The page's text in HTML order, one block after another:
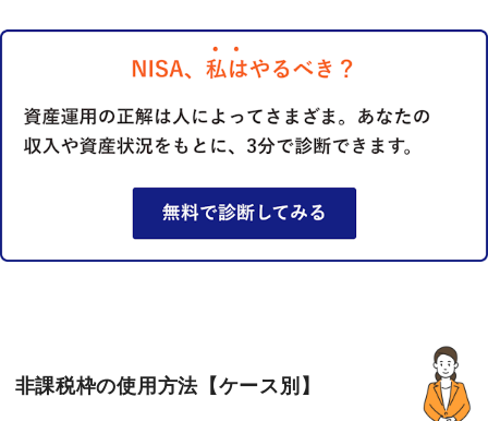
非課税枠の使用方法【ケース別】